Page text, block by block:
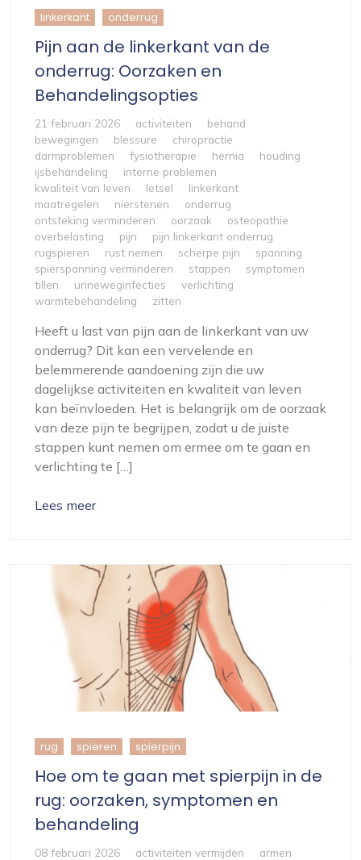
linkerkant onderrug
Pijn aan de linkerkant van de
onderrug: Oorzaken en
Behandelingsopties
21 februari 2026 activiteiten
behand
bewegingen
blessure
chiropractie
darmproblemen
fysiotherapie hernia
houding
ijsbehandeling
interne problemen
kwaliteit van leven
letsel
linkerkant
maatregelen
nierstenen
onderrug
ontsteking verminderen
oorzaak
osteopathie
overbelasting
pijn
pijn linkerkant onderrug
rugspieren
rust nemen scherpe pijn
spanning
spierspanning verminderen
stappen
symptomen
tillen
urineweginfecties
verlichting
warmtebehandeling
zitten
Heeft u last van pijn aan de linkerkant van uw
onderrug? Dit kan een vervelende en
belemmerende aandoening zijn die uw
dagelijkse activiteiten en kwaliteit van leven
kan beïnvloeden. Het is belangrijk om de oorzaak
van deze pijn te begrijpen, zodat u de juiste
stappen kunt nemen om ermee om te gaan en
verlichting te […]
Lees meer
rug spieren spierpijn
Hoe om te gaan met spierpijn in de
rug: oorzaken, symptomen en
behandeling
08 februari 2026 activiteiten vermijden
armen